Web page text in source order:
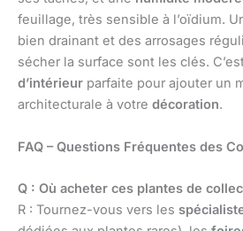
feuillage, très sensible à l’oïdium.
bien drainant et des arrosages
sécher la surface sont les clés.
d’intérieur parfaite pour ajouter un
architecturale à votre décoration.
FAQ – Questions Fréquentes des
Q : Où acheter ces plantes de
R : Tournez-vous vers les